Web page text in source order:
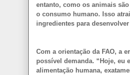
entanto, como os animais
o consumo humano. Isso
ingredientes para
Com a orientação da FAO, a
possível demanda. “Hoje, eu
alimentação humana,